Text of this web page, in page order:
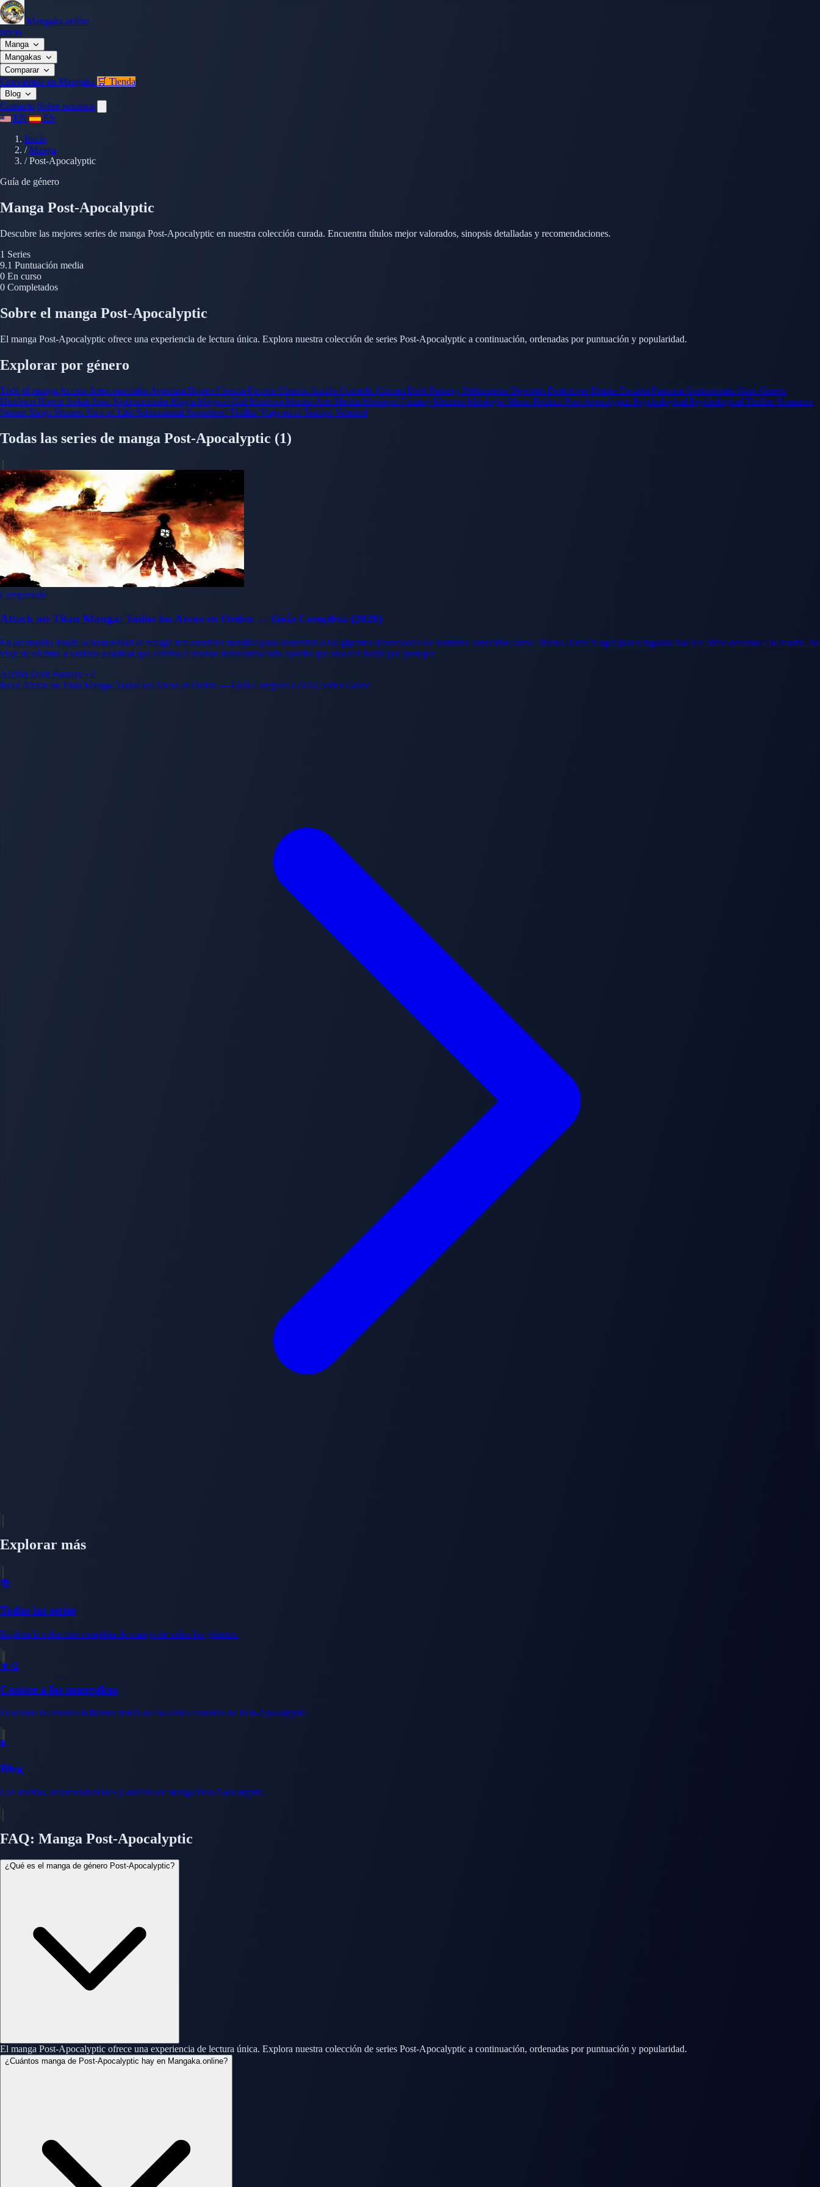
Mangaka.online
Inicio
Manga
Mangakas
Comparar
Conviértete en Mangaka 🛒 Tienda
Blog
Contacto Sobre nosotros
EN
ES
Inicio
/ Manga
/ Post-Apocalyptic
Guía de género
Manga Post-Apocalyptic
Descubre las mejores series de manga Post-Apocalyptic en nuestra colección curada. Encuentra títulos mejor valorados, sinopsis detalladas y recomendaciones.
1 Series
9.1 Puntuación media
0 En curso
0 Completados
Sobre el manga Post-Apocalyptic
El manga Post-Apocalyptic ofrece una experiencia de lectura única. Explora nuestra colección de series Post-Apocalyptic a continuación, ordenadas por puntuación y popularidad.
Explorar por género
Todo el mangaAcciónArtes marcialesAventura Boxeo Ciencia Ficción Ciencia ficción Comedia Crimen Dark Fantasy Delincuente Deportes Detectives Drama Escuela Fantasía Gastronomía Gore Guerra
Histórico HorrorIsekai Josei Kodomomuke Magia Magical Girl Manhwa Martial Arts Mecha Medieval Fantasy Misterio Mitología Music Política Post-Apocalyptic Psychological Psychological ThrillerRomance
Seinen Shojo Shonen Slice of Life Sobrenatural Superhero ThrillerViaje en el Tiempo Voleibol
Todas las series de manga Post-Apocalyptic (1)
Completado
Attack on Titan Manga: Todos los Arcos en Orden — Guía Completa (2026)
En un mundo donde la humanidad se refugia tras enormes murallas para sobrevivir a los gigantes devoradores de hombres conocidos como Titanes, Eren Yeager jura venganza tras ver cómo devoran a su madre. Su
viaje de víctima a soldado a radical que cambia el mundo transforma todo aquello que una vez luchó por proteger.
Acción Dark Fantasy +2
Read Attack on Titan Manga: Todos los Arcos en Orden — Guía Completa (2026) Series Guide
Explorar más
📚
Todas las series
Explora la colección completa de manga de todos los géneros.
👨‍🎨
Conoce a los mangakas
Descubre las mentes brillantes detrás de tus series favoritas de Post-Apocalyptic.
📝
Blog
Lee reseñas, recomendaciones y análisis de manga Post-Apocalyptic.
FAQ: Manga Post-Apocalyptic
¿Qué es el manga de género Post-Apocalyptic?
El manga Post-Apocalyptic ofrece una experiencia de lectura única. Explora nuestra colección de series Post-Apocalyptic a continuación, ordenadas por puntuación y popularidad.
¿Cuántos manga de Post-Apocalyptic hay en Mangaka.online?